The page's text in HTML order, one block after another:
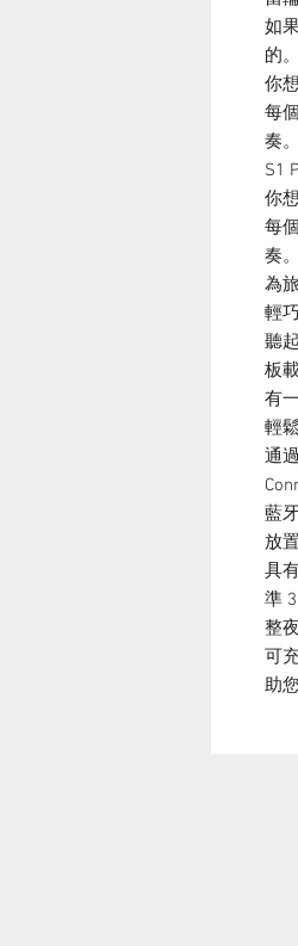
如
的
你
每
奏。
S1
你
每
奏。
為
輕
聽
板
有
輕
通
藍
放
具
準
整夜
可
助